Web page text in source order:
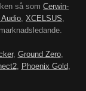
så som Cerwin-
, XCELSUS,
, Ground Zero,
, Phoenix Gold,